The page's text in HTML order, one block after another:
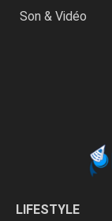
Son & Vidéo
LIFESTYLE